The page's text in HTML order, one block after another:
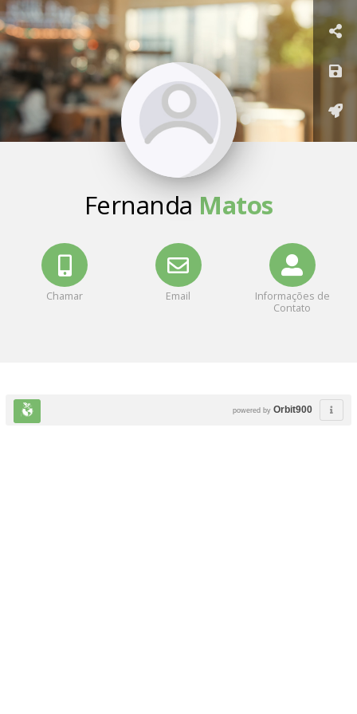
Fernanda Matos
Chamar Email
Informações de
Contato
powered by Orbit900